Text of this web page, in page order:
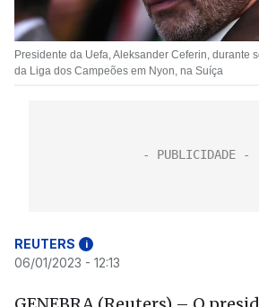
Presidente da Uefa, Aleksander Ceferin, durante
da Liga dos Campeões em Nyon, na Suíça
REUTERS i
06/01/2023 - 12:13